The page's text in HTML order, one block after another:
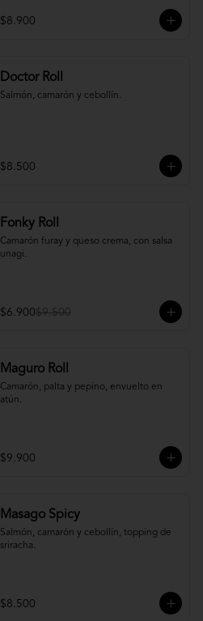
$8.900
Doctor Roll
Salmón, camarón y cebollín.
$8.500
Fonky Roll
Camarón furay y queso crema, con salsa
unagi.
$6.900$9.500
Maguro Roll
Camarón, palta y pepino, envuelto en
atún.
$9.900
Masago Spicy
Salmón, camarón y cebollín, topping de
sriracha.
$8.500